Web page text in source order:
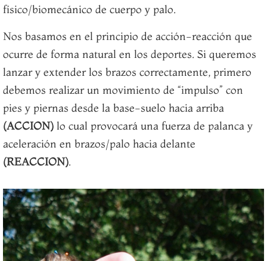
físico/biomecánico de cuerpo y palo.
Nos basamos en el principio de acción-reacción que
ocurre de forma natural en los deportes. Si queremos
lanzar y extender los brazos correctamente, primero
debemos realizar un movimiento de “impulso” con
pies y piernas desde la base-suelo hacia arriba
(ACCION) lo cual provocará una fuerza de palanca y
aceleración en brazos/palo hacia delante
(REACCION).